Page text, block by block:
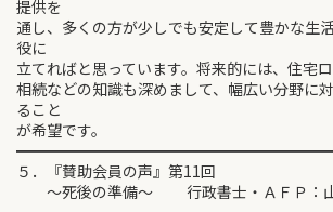
提供を
通し、多くの方が少しでも安定して豊かな生
役に
立てればと思っています。将来的には、住宅ロ
相続などの知識も深めまして、幅広い分野に
ること
が希望です。
５．『賛助会員の声』第11回
～死後の準備～ 行政書士・ＡＦＰ：